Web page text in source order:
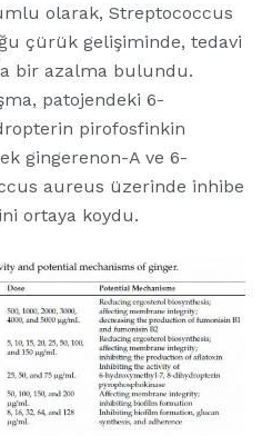
olarak, Streptococcus
çürük gelişiminde, tedavi
bir azalma bulundu.
patojendeki 6-
pirofosfinkin
gingerenon-A ve 6-
aureus üzerinde inhibe
ortaya koydu.